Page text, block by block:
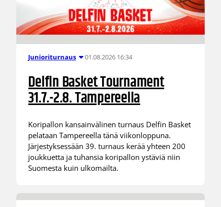
Junioriturnaus 01.08.2026 16:34
Delfin Basket Tournament
31.7.-2.8. Tampereella
Koripallon kansainvälinen turnaus Delfin Basket
pelataan Tampereella tänä viikonloppuna.
Järjestyksessään 39. turnaus kerää yhteen 200
joukkuetta ja tuhansia koripallon ystäviä niin
Suomesta kuin ulkomailta.